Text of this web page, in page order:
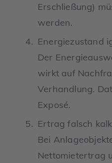
Erschließung)
werden.
Energiezustand
Der
wirkt auf
Verhandlung.
Exposé.
Ertrag falsch
Bei
Nettomietertrag